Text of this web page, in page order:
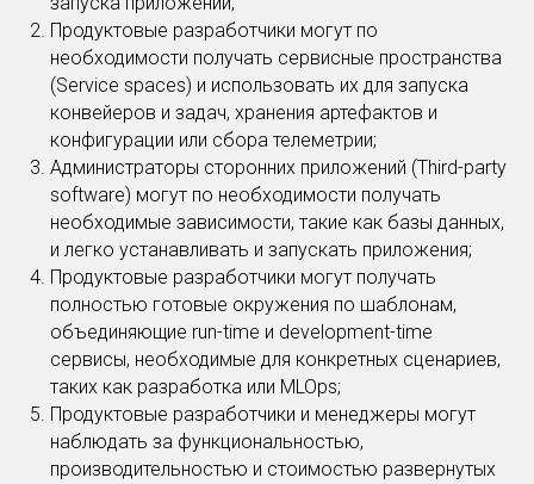
Продуктовые разработчики могут по
необходимости получать сервисные пространства
(Service spaces) и использовать их для запуска
конвейеров и задач, хранения артефактов и
конфигурации или сбора телеметрии;
Администраторы сторонних приложений (Third-party
software) могут по необходимости получать
необходимые зависимости, такие как базы данных,
и легко устанавливать и запускать приложения;
Продуктовые разработчики могут получать
полностью готовые окружения по шаблонам,
объединяющие run-time и development-time
сервисы, необходимые для конкретных сценариев,
таких как разработка или MLOps;
Продуктовые разработчики и менеджеры могут
наблюдать за функциональностью,
производительностью и стоимостью развернутых